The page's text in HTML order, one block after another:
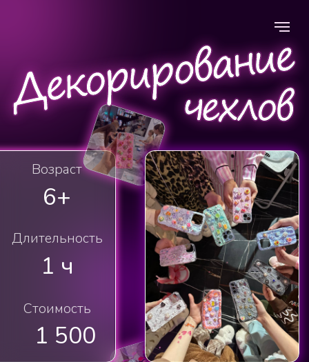
6+
1 500
1 ч
Длительность
Расписание
Записаться на мастер-класс